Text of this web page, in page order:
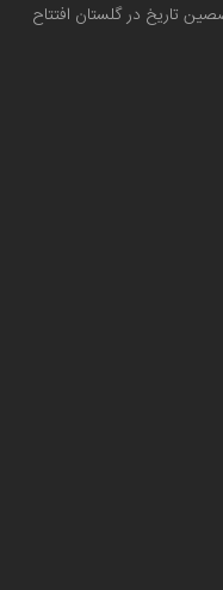
تاریخ در گلستان افتتاح